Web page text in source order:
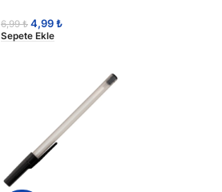
6,99₺ 4,99₺
Sepete Ekle